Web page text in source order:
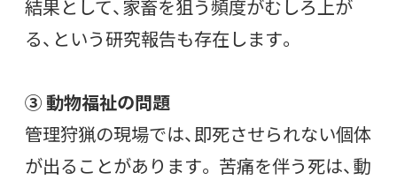
結果として、家畜を狙う頻度がむしろ上が
る、という研究報告も存在します。
③ 動物福祉の問題
管理狩猟の現場では、即死させられない個体
が出ることがあります。 苦痛を伴う死は、動